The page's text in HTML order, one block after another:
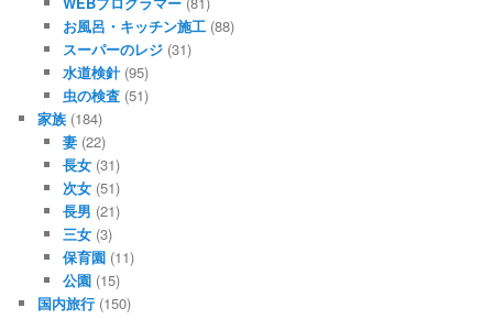
お風呂・キッチン施工(88)
スーパーのレジ(31)
水道検針(95)
虫の検査(51)
家族 (184)
妻(22)
長女(31)
次女(51)
長男 (21)
三女(3)
保育園(11)
公園(15)
国内旅行 (150)